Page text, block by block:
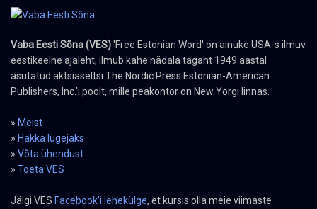
Vaba Eesti Sõna (VES)'Free Estonian Word' on ainuke USA-s ilmuv
eestikeelne ajaleht, ilmub kahe nädala tagant 1949 aastal
asutatud aktsiaseltsi The Nordic Press Estonian-American
Publishers, Inc.’i poolt, mille peakontor on New Yorgi linnas.
» Meist
» Hakka lugejaks
» Võta ühendust
» Toeta VES
Jälgi VES Facebook'i lehekülge, et kursis olla meie viimaste